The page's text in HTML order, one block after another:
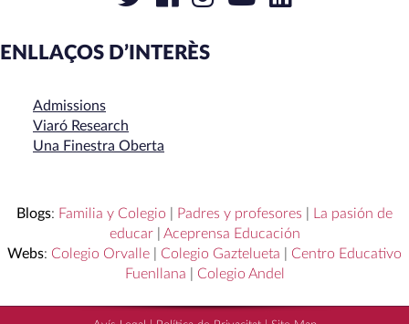
ENLLAÇOS D’INTERÈS
Admissions
Viaró Research
Una Finestra Oberta
Blogs: Familia y Colegio Padres y profesores
La pasión de
educar| Aceprensa Educación
Webs: Colegio Orvalle Colegio Gaztelueta
Centro Educativo
Fuenllana
Colegio Andel